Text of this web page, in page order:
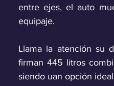
entre ejes, el auto
equipaje.
Llama la atención su
firman 445 litros
siendo uan opción